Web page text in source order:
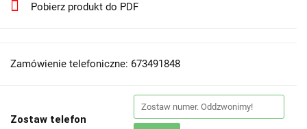
Pobierz produkt do PDF
Zamówienie telefoniczne: 673491848
Zostaw telefon